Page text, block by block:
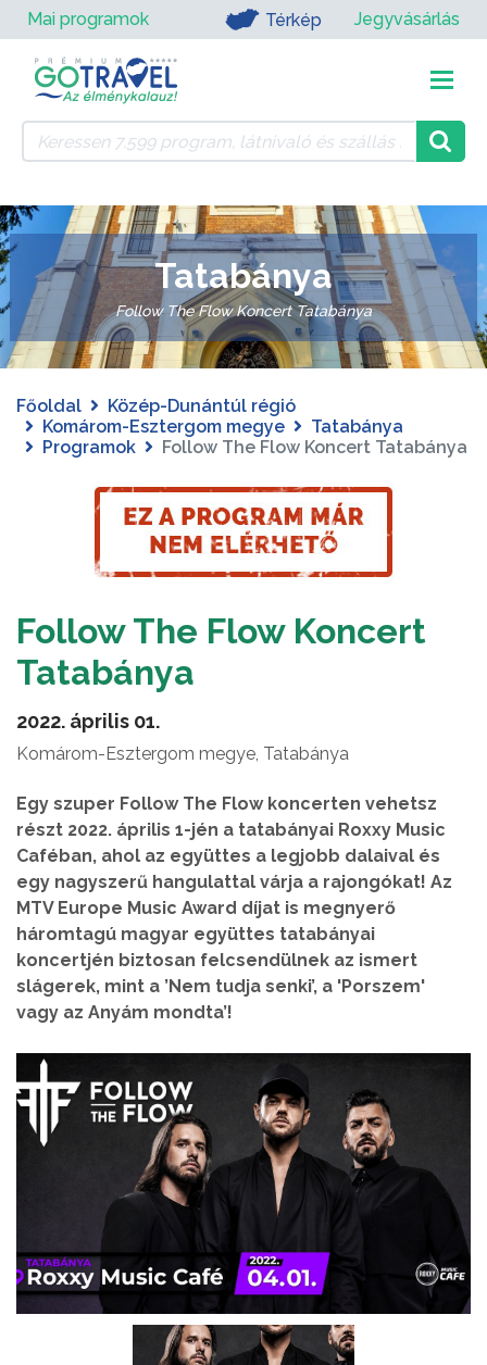
Mai programok Térkép Jegyvásárlás
Tatabánya
Follow The Flow Koncert Tatabánya
Főoldal
Közép-Dunántúl régió
Komárom-Esztergom megye
Tatabánya
Programok
Follow The Flow Koncert Tatabánya
Follow The Flow Koncert
Tatabánya
2022. április 01.
Komárom-Esztergom megye, Tatabánya
Egy szuper Follow The Flow koncerten vehetsz
részt 2022. április 1-jén a tatabányai Roxxy Music
Caféban, ahol az együttes a legjobb dalaival és
egy nagyszerű hangulattal várja a rajongókat! Az
MTV Europe Music Award díjat is megnyerő
háromtagú magyar együttes tatabányai
koncertjén biztosan felcsendülnek az ismert
slágerek, mint a ’Nem tudja senki’, a 'Porszem'
vagy az Anyám mondta’!